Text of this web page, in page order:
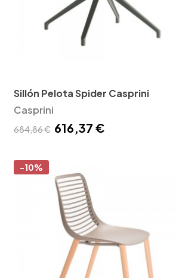
Sillón Pelota Spider Casprini
Casprini
684,86 € 616,37 €
-10%